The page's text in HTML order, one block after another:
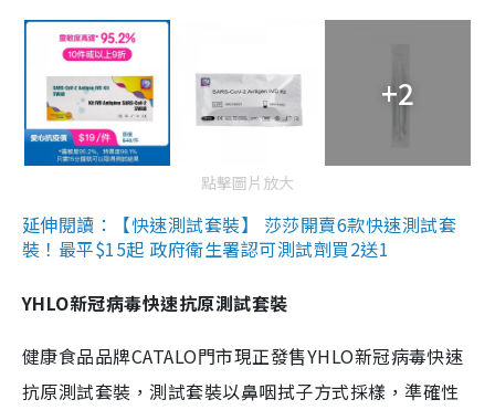
+2
點擊圖片放大
延伸閱讀：【快速測試套裝】 莎莎開賣6款快速測試套
裝！最平$15起 政府衛生署認可測試劑買2送1
YHLO新冠病毒快速抗原測試套裝
健康食品品牌CATALO門市現正發售YHLO新冠病毒快速
抗原測試套裝，測試套裝以鼻咽拭子方式採樣，準確性